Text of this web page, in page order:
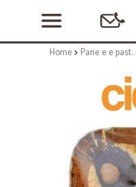
Home Pane e e pasticceria